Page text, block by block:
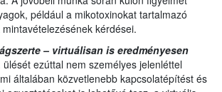
például a mikotoxinokat tartalmazó
kérdései.
– virtuálisan is eredményesen
ülését ezúttal nem személyes jelenléttel
általában közvetlenebb kapcsolatépítést és